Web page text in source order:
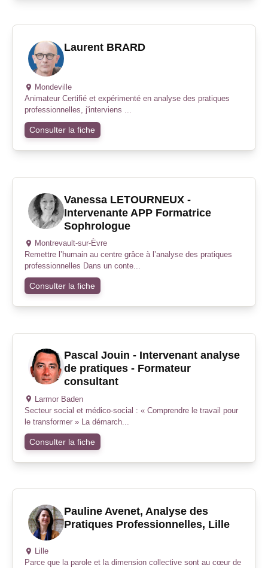
Laurent BRARD
Mondeville
Animateur Certifié et expérimenté en analyse des pratiques
professionnelles, j'interviens ...
Consulter la fiche
Vanessa LETOURNEUX -
Intervenante APP Formatrice
Sophrologue
Montrevault-sur-Èvre
Remettre l’humain au centre grâce à l’analyse des pratiques
professionnelles Dans un conte...
Consulter la fiche
Pascal Jouin - Intervenant analyse
de pratiques - Formateur
consultant
Larmor Baden
Secteur social et médico-social : « Comprendre le travail pour
le transformer » La démarch...
Consulter la fiche
Pauline Avenet, Analyse des
Pratiques Professionnelles, Lille
Lille
Parce que la parole et la dimension collective sont au cœur de